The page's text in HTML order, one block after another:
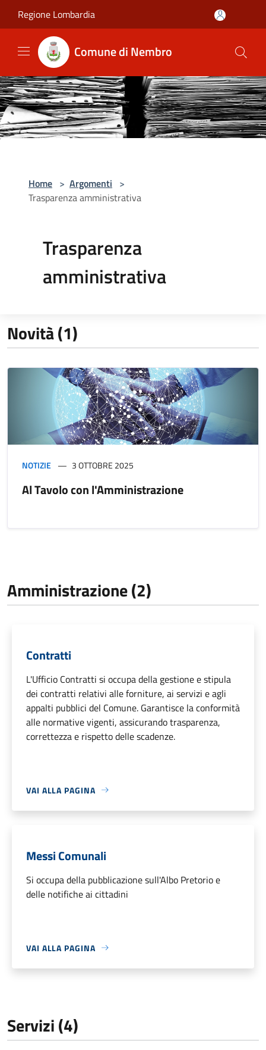
Regione Lombardia
Comune di Nembro
Home > Argomenti >
Trasparenza amministrativa
Trasparenza
amministrativa
Novità (1)
NOTIZIE 3 OTTOBRE 2025
Al Tavolo con l'Amministrazione
Amministrazione (2)
Contratti
L'Ufficio Contratti si occupa della gestione e stipula
dei contratti relativi alle forniture, ai servizi e agli
appalti pubblici del Comune. Garantisce la conformità
alle normative vigenti, assicurando trasparenza,
correttezza e rispetto delle scadenze.
VAI ALLA PAGINA
Messi Comunali
Si occupa della pubblicazione sull'Albo Pretorio e
delle notifiche ai cittadini
VAI ALLA PAGINA
Servizi (4)